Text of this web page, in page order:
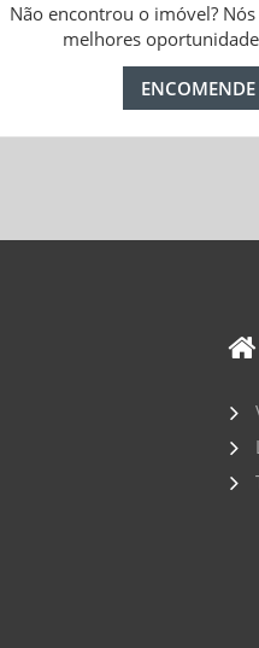
Não encontrou o imóvel?
melhores
ENCOMENDE